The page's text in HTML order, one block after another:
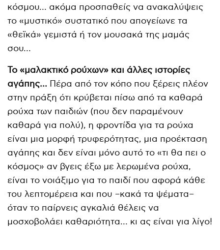
κόσμου… ακόμα προσπαθείς να ανακαλύψεις
το «μυστικό» συστατικό που απογείωνε τα
«θεϊκά» γεμιστά ή τον μουσακά της μαμάς
σου…
Το «μαλακτικό ρούχων» και άλλες ιστορίες
αγάπης… Πέρα από τον κόπο που ξέρεις πλέον
στην πράξη ότι κρύβεται πίσω από τα καθαρά
ρούχα των παιδιών (που δεν παραμένουν
καθαρά για πολύ), η φροντίδα για τα ρούχα
είναι μια μορφή τρυφερότητας, μια προέκταση
αγάπης και δεν είναι μόνο αυτό το «τι θα πει ο
κόσμος» αν βγεις έξω με λερωμένα ρούχα,
είναι το νοιάξιμο για το παιδί που αφορά κάθε
του λεπτομέρεια και που –κακά τα ψέματα–
όταν το παίρνεις αγκαλιά θέλεις να
μοσχοβολάει καθαριότητα… κι ας είναι για λίγο!